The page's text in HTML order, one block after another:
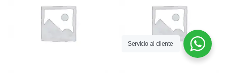
Servicio al cliente